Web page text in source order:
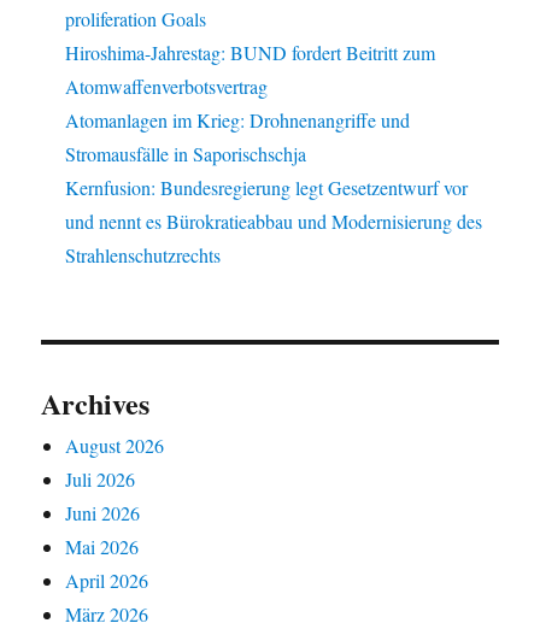
proliferation Goals
Hiroshima-Jahrestag: BUND fordert Beitritt zum
Atomwaffenverbotsvertrag
Atomanlagen im Krieg: Drohnenangriffe und
Stromausfälle in Saporischschja
Kernfusion: Bundesregierung legt Gesetzentwurf vor
und nennt es Bürokratieabbau und Modernisierung des
Strahlenschutzrechts
Archives
August 2026
Juli 2026
Juni 2026
Mai 2026
April 2026
März 2026